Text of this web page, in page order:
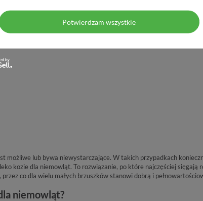
możliwe lub bywa niewystarczające. W takich przypadkach
kozie dla niemowląt. To rozwiązanie, po które najczęściej sięgają
co dla wielu małych brzuszków stanowi dobrą i
niemowląt?
Potwierdzam wszystkie